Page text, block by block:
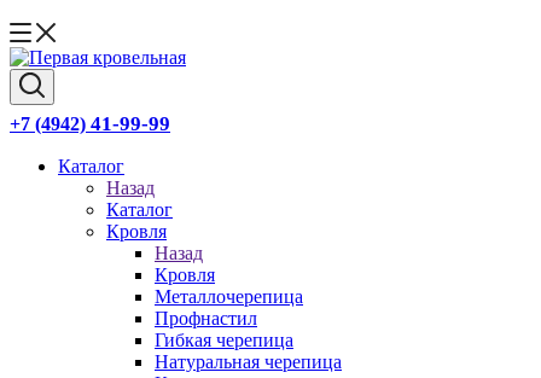
+7 (4942) 41-99-99
Каталог
Назад
Каталог
Кровля
Назад
Кровля
Металлочерепица
Профнастил
Гибкая черепица
Натуральная черепица